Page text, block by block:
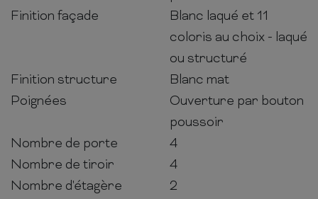
Finition façade
Blanc laqué et 11
coloris au choix - laqué
ou structuré
Finition structure
Blanc mat
Poignées
Ouverture par bouton
poussoir
Nombre de porte
4
Nombre de tiroir
4
Nombre d'étagère
2